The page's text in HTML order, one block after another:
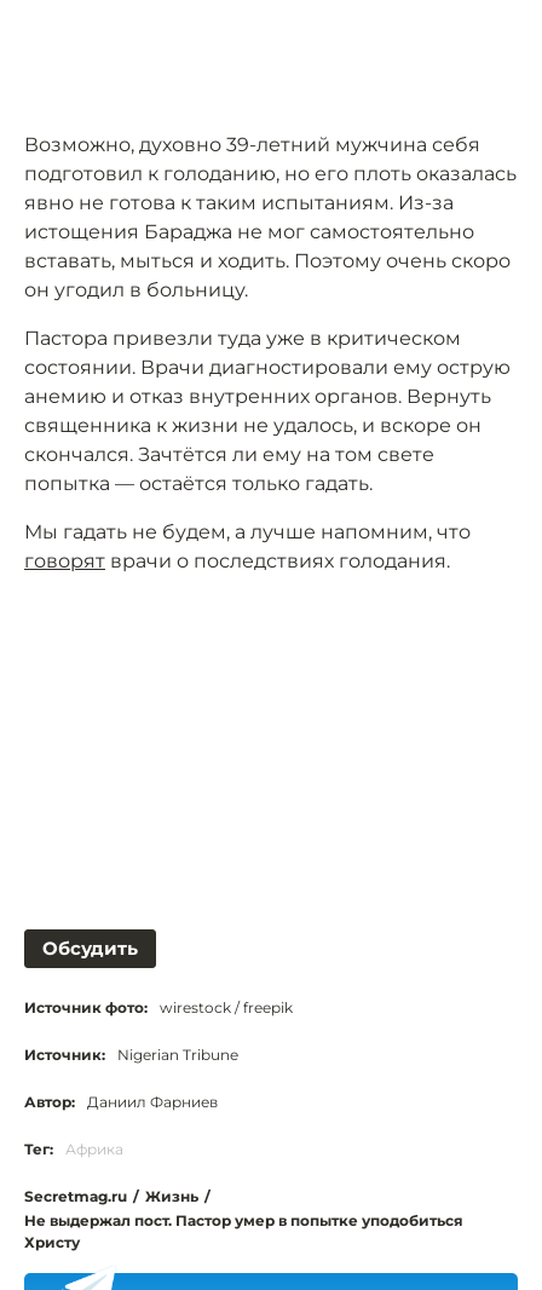
Возможно, духовно 39-летний мужчина себя
подготовил к голоданию, но его плоть оказалась
явно не готова к таким испытаниям. Из-за
истощения Бараджа не мог самостоятельно
вставать, мыться и ходить. Поэтому очень скоро
он угодил в больницу.
Пастора привезли туда уже в критическом
состоянии. Врачи диагностировали ему острую
анемию и отказ внутренних органов. Вернуть
священника к жизни не удалось, и вскоре он
скончался. Зачтётся ли ему на том свете
попытка — остаётся только гадать.
Мы гадать не будем, а лучше напомним, что
говорят врачи о последствиях голодания.
Обсудить
Источник фото: wirestock / freepik
Источник: Nigerian Tribune
Автор: Даниил Фарниев
Тег: Африка
Secretmag.ru / Жизнь /
Не выдержал пост. Пастор умер в попытке уподобиться
Христу